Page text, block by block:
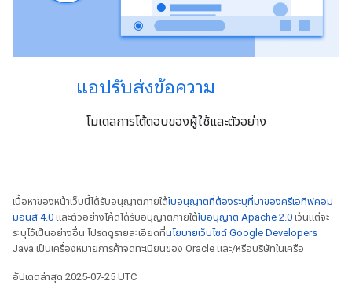
แอปรับส่งข้อความ
โมเดลการโต้ตอบของผู้ใช้และตัวอย่าง
เนื้อหาของหน้าเว็บนี้ได้รับอนุญาตภายใต้ใบอนุญาตที่ต้องระบุที่มาของครีเอทีฟคอม
มอนส์ 4.0 และตัวอย่างโค้ดได้รับอนุญาตภายใต้ใบอนุญาต Apache 2.0 เว้นแต่จะ
ระบุไว้เป็นอย่างอื่น โปรดดูรายละเอียดที่นโยบายเว็บไซต์ Google Developers
Java เป็นเครื่องหมายการค้าจดทะเบียนของ Oracle และ/หรือบริษัทในเครือ
อัปเดตล่าสุด 2025-07-25 UTC